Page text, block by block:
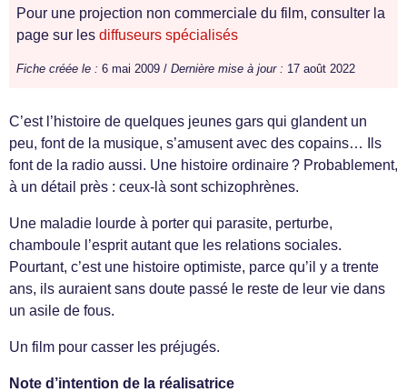
Pour une projection non commerciale du film, consulter la
page sur les diffuseurs spécialisés
Fiche créée le : 6 mai 2009 / Dernière mise à jour : 17 août 2022
C’est l’histoire de quelques jeunes gars qui glandent un
peu, font de la musique, s’amusent avec des copains… Ils
font de la radio aussi. Une histoire ordinaire ? Probablement,
à un détail près : ceux-là sont schizophrènes.
Une maladie lourde à porter qui parasite, perturbe,
chamboule l’esprit autant que les relations sociales.
Pourtant, c’est une histoire optimiste, parce qu’il y a trente
ans, ils auraient sans doute passé le reste de leur vie dans
un asile de fous.
Un film pour casser les préjugés.
Note d’intention de la réalisatrice